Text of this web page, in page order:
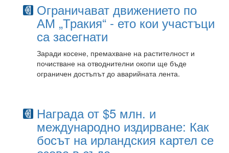
Ограничават движението по
АМ „Тракия“ - ето кои участъци
са засегнати
Заради косене, премахване на растителност и
почистване на отводнителни окопи ще бъде
ограничен достъпът до аварийната лента.
Награда от $5 млн. и
международно издирване: Как
босът на ирландския картел се